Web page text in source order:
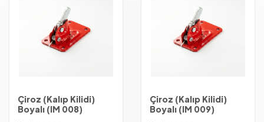
Çiroz (Kalıp Kilidi)
Boyalı (IM 008)
Çiroz (Kalıp Kilidi)
Boyalı (IM 009)